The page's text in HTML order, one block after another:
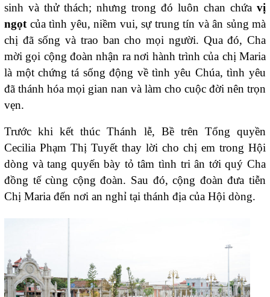
sinh và thử thách; nhưng trong đó luôn chan chứa vị
ngọt của tình yêu, niềm vui, sự trung tín và ân sủng mà
chị đã sống và trao ban cho mọi người. Qua đó, Cha
mời gọi cộng đoàn nhận ra nơi hành trình của chị Maria
là một chứng tá sống động về tình yêu Chúa, tình yêu
đã thánh hóa mọi gian nan và làm cho cuộc đời nên trọn
vẹn.
Trước khi kết thúc Thánh lễ, Bề trên Tổng quyền
Cecilia Phạm Thị Tuyết thay lời cho chị em trong Hội
dòng và tang quyến bày tỏ tâm tình tri ân tới quý Cha
đồng tế cùng cộng đoàn. Sau đó, cộng đoàn đưa tiễn
Chị Maria đến nơi an nghỉ tại thánh địa của Hội dòng.